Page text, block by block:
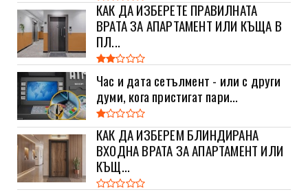
КАК ДА ИЗБЕРЕТЕ ПРАВИЛНАТА
ВРАТА ЗА АПАРТАМЕНТ ИЛИ КЪЩА В
ПЛ...
Час и дата сетълмент - или с други
думи, кога пристигат пари...
КАК ДА ИЗБЕРЕМ БЛИНДИРАНА
ВХОДНА ВРАТА ЗА АПАРТАМЕНТ ИЛИ
КЪЩ...